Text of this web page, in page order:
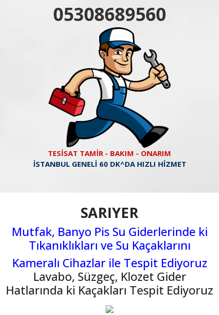
05308689560
TESİSAT TAMİR - BAKIM - ONARIM
İSTANBUL GENELİ 60 DK^DA HIZLI HİZMET
SARIYER
Mutfak, Banyo Pis Su Giderlerinde ki
Tıkanıklıkları ve Su Kaçaklarını
Kameralı Cihazlar ile Tespit Ediyoruz
Lavabo, Süzgeç, Klozet Gider
Hatlarında ki Kaçakları Tespit Ediyoruz